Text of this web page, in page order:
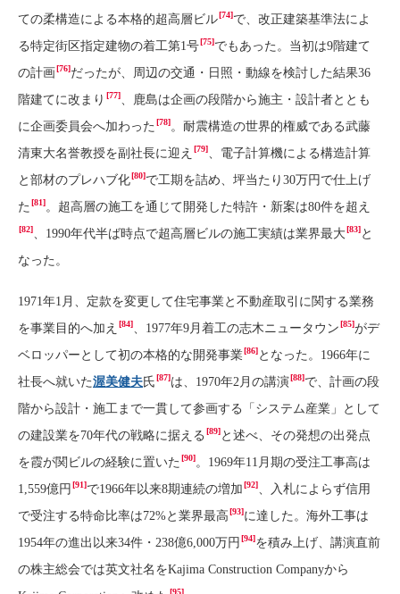
ての柔構造による本格的超高層ビル[74]で、改正建築基準法によ
る特定街区指定建物の着工第1号[75]でもあった。当初は9階建て
の計画[76]だったが、周辺の交通・日照・動線を検討した結果36
階建てに改まり [77]
、鹿島は企画の段階から施主・設計者ととも
に企画委員会へ加わった [78]。耐震構造の世界的権威である武藤
清東大名誉教授を副社長に迎え [79]
、電子計算機による構造計算
と部材のプレハブ化[80]で工期を詰め、坪当たり30万円で仕上げ
た [81]。超高層の施工を通じて開発した特許・新案は80件を超え
[82] 、1990年代半ば時点で超高層ビルの施工実績は業界最大[83]と
なった。
1971年1月、定款を変更して住宅事業と不動産取引に関する業務
を事業目的へ加え [84] 、1977年9月着工の志木ニュータウン[85]がデ
ベロッパーとして初の本格的な開発事業[86]となった。1966年に
社長へ就いた渥美健夫氏[87]は、1970年2月の講演[88]で、計画の段
階から設計・施工まで一貫して参画する「システム産業」として
の建設業を70年代の戦略に据える [89]と述べ、その発想の出発点
を霞が関ビルの経験に置いた [90]。1969年11月期の受注工事高は
1,559億円 [91]で1966年以来8期連続の増加[92]
、入札によらず信用
で受注する特命比率は72%と業界最高[93]に達した。海外工事は
1954年の進出以来34件・238億6,000万円 [94]を積み上げ、講演直前
の株主総会では英文社名をKajima Construction Companyから
[95]